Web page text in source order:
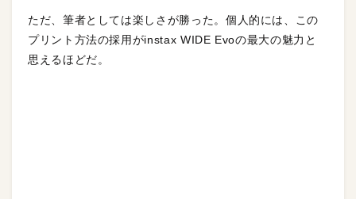
ただ、筆者としては楽しさが勝った。個人的には、この
プリント方法の採用がinstax WIDE Evoの最大の魅力と
思えるほどだ。